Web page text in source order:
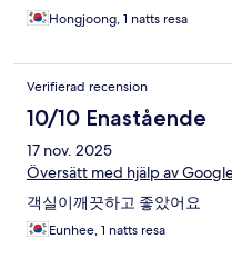
Hongjoong, 1 natts resa
Verifierad recension
10/10 Enastående
17 nov. 2025
Översätt med hjälp av
객실이깨끗하고 좋았어요
Eunhee, 1 natts resa